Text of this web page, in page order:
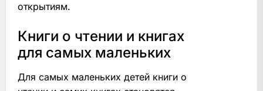
открытиям.
Книги о чтении и книгах
для самых маленьких
Для самых маленьких детей книги о